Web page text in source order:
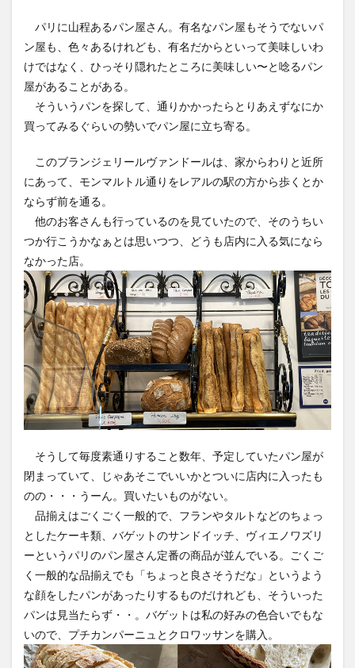
パリに山程あるパン屋さん。有名なパン屋もそうでないパ
ン屋も、色々あるけれども、有名だからといって美味しいわ
けではなく、ひっそり隠れたところに美味しい〜と唸るパン
屋があることがある。
そういうパンを探して、通りかかったらとりあえずなにか
買ってみるぐらいの勢いでパン屋に立ち寄る。
このブランジェリールヴァンドールは、家からわりと近所
にあって、モンマルトル通りをレアルの駅の方から歩くとか
ならず前を通る。
他のお客さんも行っているのを見ていたので、そのうちい
つか行こうかなぁとは思いつつ、どうも店内に入る気になら
なかった店。
そうして毎度素通りすること数年、予定していたパン屋が
閉まっていて、じゃあそこでいいかとついに店内に入ったも
のの・・・うーん。買いたいものがない。
品揃えはごくごく一般的で、フランやタルトなどのちょっ
としたケーキ類、バゲットのサンドイッチ、ヴィエノワズリ
ーというパリのパン屋さん定番の商品が並んでいる。ごくご
く一般的な品揃えでも「ちょっと良さそうだな」というよう
な顔をしたパンがあったりするものだけれども、そういった
パンは見当たらず・・。バゲットは私の好みの色合いでもな
いので、プチカンパーニュとクロワッサンを購入。